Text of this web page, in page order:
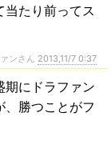
当たり前ってス
ンさん 2013,11/7 0:37
期にドラファン
勝つことがフ